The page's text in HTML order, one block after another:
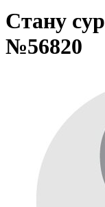
Стану
№56820